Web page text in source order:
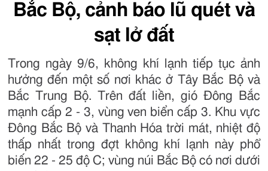
Bắc Bộ, cảnh báo lũ quét và
sạt lở đất
Trong ngày 9/6, không khí lạnh tiếp tục ảnh
hưởng đến một số nơi khác ở Tây Bắc Bộ và
Bắc Trung Bộ. Trên đất liền, gió Đông Bắc
mạnh cấp 2 - 3, vùng ven biển cấp 3. Khu vực
Đông Bắc Bộ và Thanh Hóa trời mát, nhiệt độ
thấp nhất trong đợt không khí lạnh này phổ
biến 22 - 25 độ C; vùng núi Bắc Bộ có nơi dưới